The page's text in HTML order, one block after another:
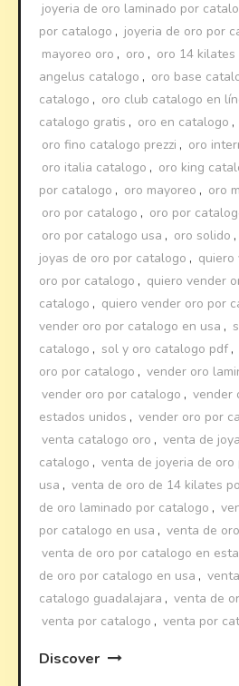
joyeria de oro laminado por
por catalogo , joyeria de oro por
mayoreo oro , oro , oro 14
angelus catalogo , oro base
catalogo , oro club catalogo en
catalogo gratis , oro en catalogo ,
oro fino catalogo prezzi , oro
oro italia catalogo , oro king
por catalogo , oro mayoreo , oro
oro por catalogo , oro por
oro por catalogo usa , oro solido ,
joyas de oro por catalogo , quiero
oro por catalogo , quiero vender
catalogo , quiero vender oro por
vender oro por catalogo en usa ,
catalogo , sol y oro catalogo pdf ,
oro por catalogo , vender oro
vender oro por catalogo , vender
estados unidos , vender oro por
venta catalogo oro , venta de
catalogo , venta de joyeria de
usa , venta de oro de 14 kilates
de oro laminado por catalogo ,
por catalogo en usa , venta de
venta de oro por catalogo en
de oro por catalogo en usa ,
catalogo guadalajara , venta de
venta por catalogo , venta por
Discover